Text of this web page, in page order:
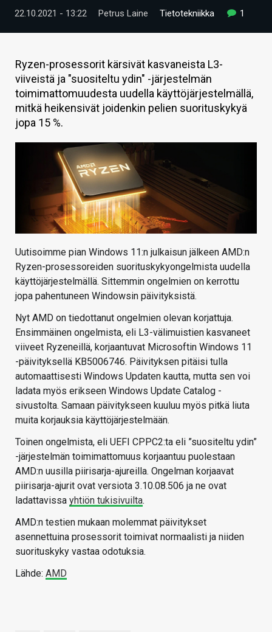
TIETOA
KAUPPA
VAIHDA TEEMA
22.10.2021 - 13:22 Petrus Laine Tietotekniikka 1
Ryzen-prosessorit kärsivät kasvaneista L3-
viiveistä ja "suositeltu ydin" -järjestelmän
toimimattomuudesta uudella käyttöjärjestelmällä,
mitkä heikensivät joidenkin pelien suorituskykyä
jopa 15 %.
Uutisoimme pian Windows 11:n julkaisun jälkeen AMD:n
Ryzen-prosessoreiden suorituskykyongelmista uudella
käyttöjärjestelmällä. Sittemmin ongelmien on kerrottu
jopa pahentuneen Windowsin päivityksistä.
Nyt AMD on tiedottanut ongelmien olevan korjattuja.
Ensimmäinen ongelmista, eli L3-välimuistien kasvaneet
viiveet Ryzeneillä, korjaantuvat Microsoftin Windows 11
-päivityksellä KB5006746. Päivityksen pitäisi tulla
automaattisesti Windows Updaten kautta, mutta sen voi
ladata myös erikseen Windows Update Catalog -
sivustolta. Samaan päivitykseen kuuluu myös pitkä liuta
muita korjauksia käyttöjärjestelmään.
Toinen ongelmista, eli UEFI CPPC2:ta eli ”suositeltu ydin”
-järjestelmän toimimattomuus korjaantuu puolestaan
AMD:n uusilla piirisarja-ajureilla. Ongelman korjaavat
piirisarja-ajurit ovat versiota 3.10.08.506 ja ne ovat
ladattavissa yhtiön tukisivuilta.
AMD:n testien mukaan molemmat päivitykset
asennettuina prosessorit toimivat normaalisti ja niiden
suorituskyky vastaa odotuksia.
Lähde: AMD